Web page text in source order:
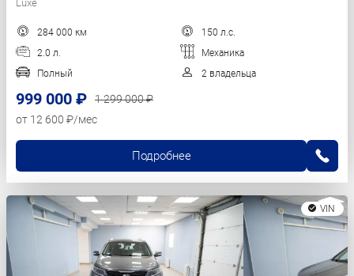
Luxe
284 000 км
150 л.с.
2.0 л.
Механика
Полный
2 владельца
999 000 ₽
1 299 000 ₽
от 12 600 ₽/мес
Подробнее
VIN